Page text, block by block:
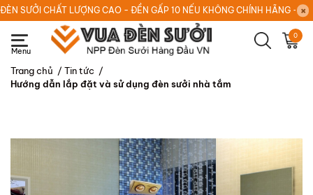
ĐÈN SƯỞI CHẤT LƯỢNG CAO - ĐỀN GẤP 10 NẾU KHÔNG CHÍNH HÃNG -
0
Trang chủ / Tin tức /
Hướng dẫn lắp đặt và sử dụng đèn sưởi nhà tắm